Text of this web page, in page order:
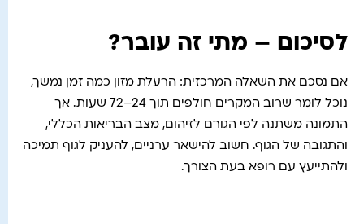
לסיכום – מתי זה עובר?
אם נסכם את השאלה המרכזית: הרעלת מזון כמה זמן נמשך,
נוכל לומר שרוב המקרים חולפים תוך 24–72 שעות. אך
התמונה משתנה לפי הגורם לזיהום, מצב הבריאות הכללי,
והתגובה של הגוף. חשוב להישאר ערניים, להעניק לגוף תמיכה
ולהתייעץ עם רופא בעת הצורך.